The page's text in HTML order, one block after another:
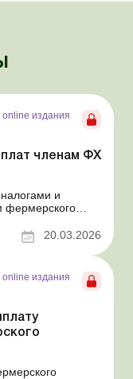
online издания
членам ФХ
и
фермерского
по
В отличие
20.03.2026
online издания